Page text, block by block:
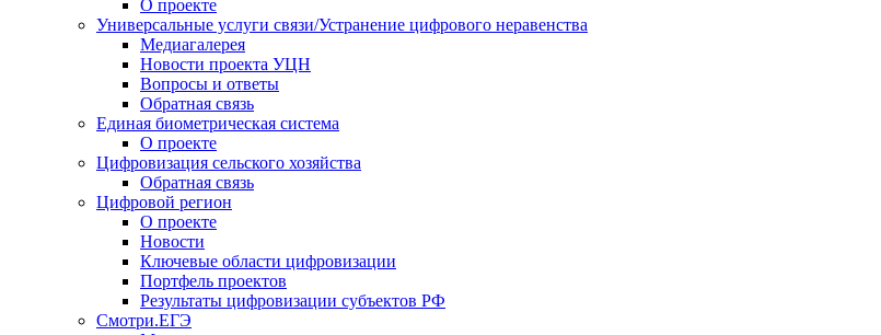
О проекте
Универсальные услуги связи/Устранение цифрового неравенства
Медиагалерея
Новости проекта УЦН
Вопросы и ответы
Обратная связь
Единая биометрическая система
О проекте
Цифровизация сельского хозяйства
Обратная связь
Цифровой регион
О проекте
Новости
Ключевые области цифровизации
Портфель проектов
Результаты цифровизации субъектов РФ
Смотри.ЕГЭ